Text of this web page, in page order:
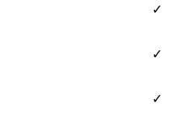
✓
✓
✓